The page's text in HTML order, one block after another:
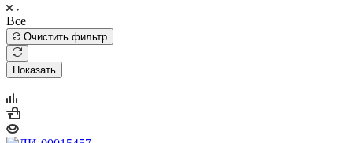
Все
Очистить фильтр
Показать